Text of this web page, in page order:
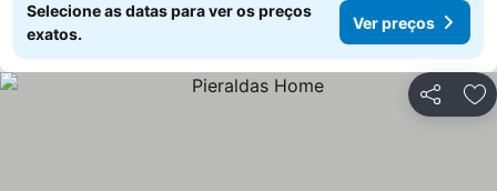
Selecione as datas para ver os preços
exatos.
Ver preços
Partilhar